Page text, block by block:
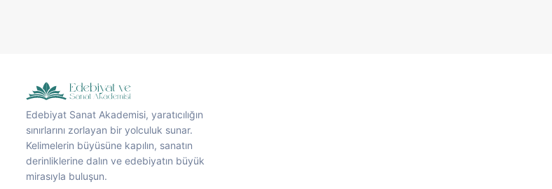
Edebiyat Sanat Akademisi, yaratıcılığın
sınırlarını zorlayan bir yolculuk sunar.
Kelimelerin büyüsüne kapılın, sanatın
derinliklerine dalın ve edebiyatın büyük
mirasıyla buluşun.